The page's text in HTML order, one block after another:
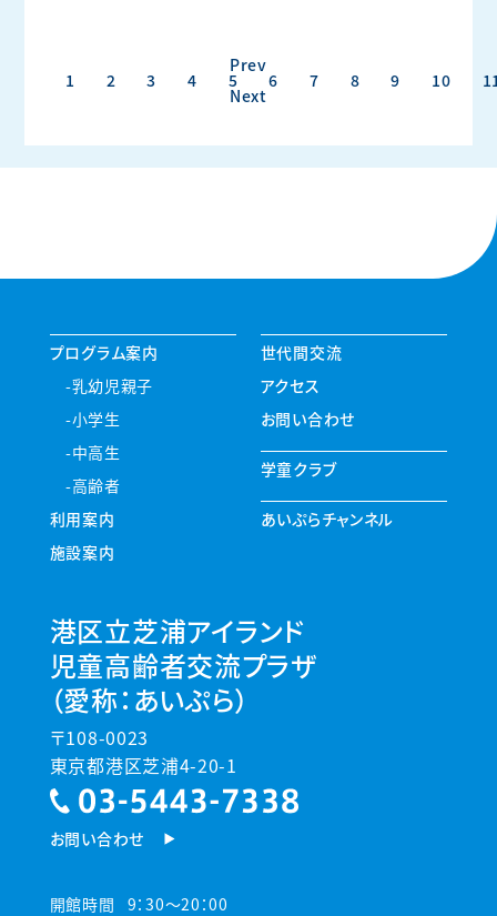
Prev
1 2 3 4 5 6 7 8 9 10
Next
プログラム案内
乳幼児親子
小学生
中高生
高齢者
利用案内
施設案内
世代間交流
アクセス
お問い合わせ
学童クラブ
あいぷらチャンネル
港区立芝浦アイランド
児童高齢者交流プラザ
（愛称：あいぷら）
〒108-0023
東京都港区芝浦4-20-1
お問い合わせ
開館時間 9：30～20：00